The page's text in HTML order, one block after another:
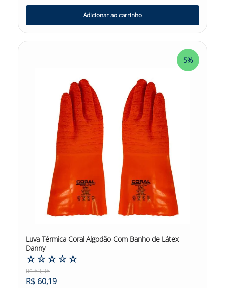
Adicionar ao carrinho
5%
Luva Térmica Coral Algodão Com Banho de Látex
Danny
☆☆☆☆☆
R$63,36
R$ 60,19